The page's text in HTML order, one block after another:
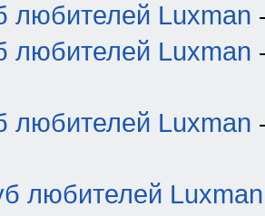
любителей Luxman
любителей Luxman
любителей Luxman
любителей Luxman